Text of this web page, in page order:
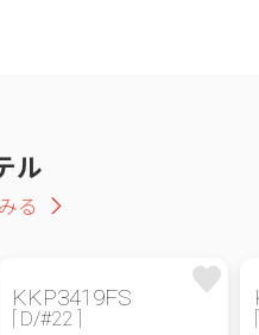
ル
る
KKP3419FS
[ D/#22 ]